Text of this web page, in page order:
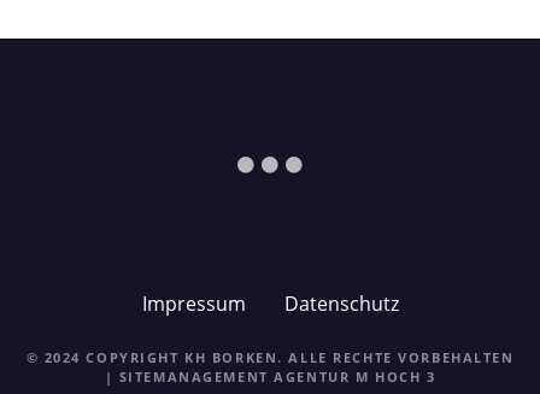
Impressum Datenschutz
© 2024 COPYRIGHT KH BORKEN. ALLE RECHTE VORBEHALTEN
| SITEMANAGEMENTAGENTUR M HOCH 3